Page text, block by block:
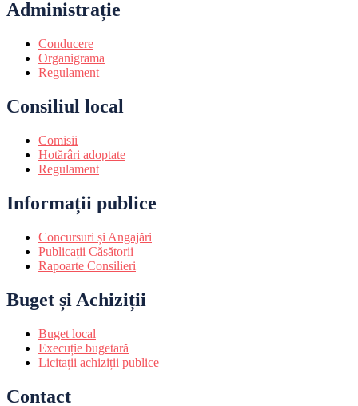
Administrație
Conducere
Organigrama
Regulament
Consiliul local
Comisii
Hotărâri adoptate
Regulament
Informații publice
Concursuri și Angajări
Publicații Căsătorii
Rapoarte Consilieri
Buget și Achiziții
Buget local
Execuție bugetară
Licitații achiziții publice
Contact